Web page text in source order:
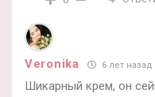
Veronika 6 лет назад
Шикарный крем, он